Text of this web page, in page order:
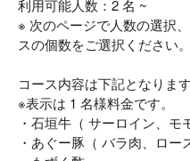
利用可能人数：2 名 ~
※ 次のページで人数の選択
スの個数をご選択ください。
コース内容は下記となります
※表示は 1 名様料金です。
・石垣牛（ サーロイン、モ
・あぐー豚（ バラ肉、ロー